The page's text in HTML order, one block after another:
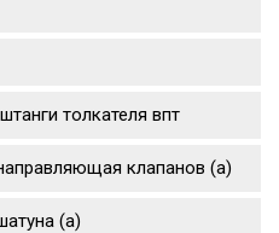
толкателя впт
клапанов (а)
(а)